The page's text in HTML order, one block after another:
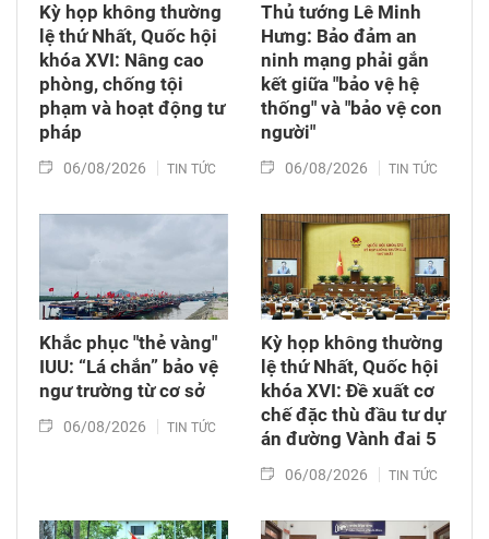
Kỳ họp không thường
lệ thứ Nhất, Quốc hội
khóa XVI: Nâng cao
phòng, chống tội
phạm và hoạt động tư
pháp
06/08/2026 TIN TỨC
Thủ tướng Lê Minh
Hưng: Bảo đảm an
ninh mạng phải gắn
kết giữa "bảo vệ hệ
thống" và "bảo vệ con
người"
06/08/2026 TIN TỨC
Khắc phục "thẻ vàng"
IUU: “Lá chắn” bảo vệ
ngư trường từ cơ sở
06/08/2026 TIN TỨC
Kỳ họp không thường
lệ thứ Nhất, Quốc hội
khóa XVI: Đề xuất cơ
chế đặc thù đầu tư dự
án đường Vành đai 5
06/08/2026 TIN TỨC